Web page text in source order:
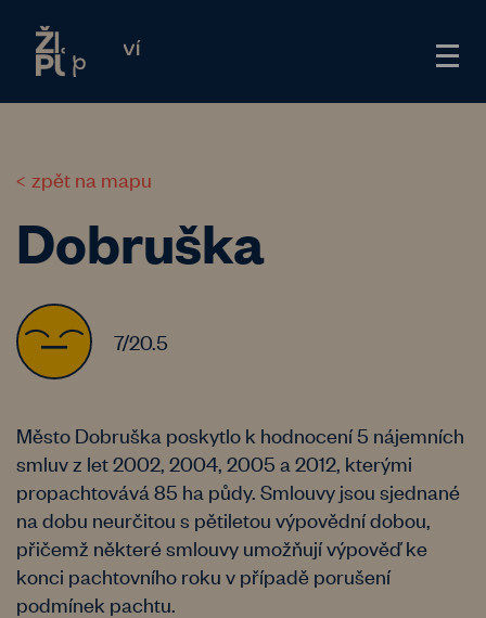
zpět na mapu
Dobruška
7/20.5
Město Dobruška poskytlo k hodnocení 5 nájemních
smluv z let 2002, 2004, 2005 a 2012, kterými
propachtovává 85 ha půdy. Smlouvy jsou sjednané
na dobu neurčitou s pětiletou výpovědní dobou,
přičemž některé smlouvy umožňují výpověď ke
konci pachtovního roku v případě porušení
podmínek pachtu.